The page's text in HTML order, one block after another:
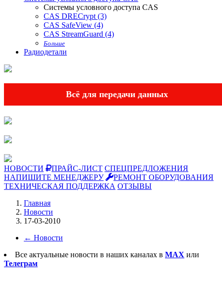
Системы условного доступа CAS
CAS DRECrypt (3)
CAS SafeView (4)
CAS StreamGuard (4)
Больше
Радиодетали
Всё для передачи данных
НОВОСТИ ПРАЙС-ЛИСТ СПЕЦПРЕДЛОЖЕНИЯ
НАПИШИТЕ МЕНЕДЖЕРУ
РЕМОНТ ОБОРУДОВАНИЯ
ТЕХНИЧЕСКАЯ ПОДДЕРЖКА ОТЗЫВЫ
Главная
Новости
17-03-2010
← Новости
Все актуальные новости в наших каналах в MAX или
Телеграм